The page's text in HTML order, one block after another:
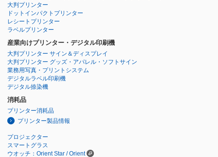
大判プリンター
ドットインパクトプリンター
レシートプリンター
ラベルプリンター
産業向けプリンター・デジタル印刷機
大判プリンター サイン＆ディスプレイ
大判プリンター グッズ・アパレル・ソフトサイン
業務用写真・プリントシステム
デジタルラベル印刷機
デジタル捺染機
消耗品
プリンター消耗品
プリンター製品情報
プロジェクター
スマートグラス
ウオッチ：Orient Star / Orient